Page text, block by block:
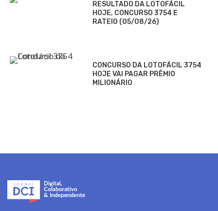
RESULTADO DA LOTOFÁCIL
HOJE, CONCURSO 3754 E
RATEIO (05/08/26)
CONCURSO DA LOTOFÁCIL 3754
HOJE VAI PAGAR PRÊMIO
MILIONÁRIO